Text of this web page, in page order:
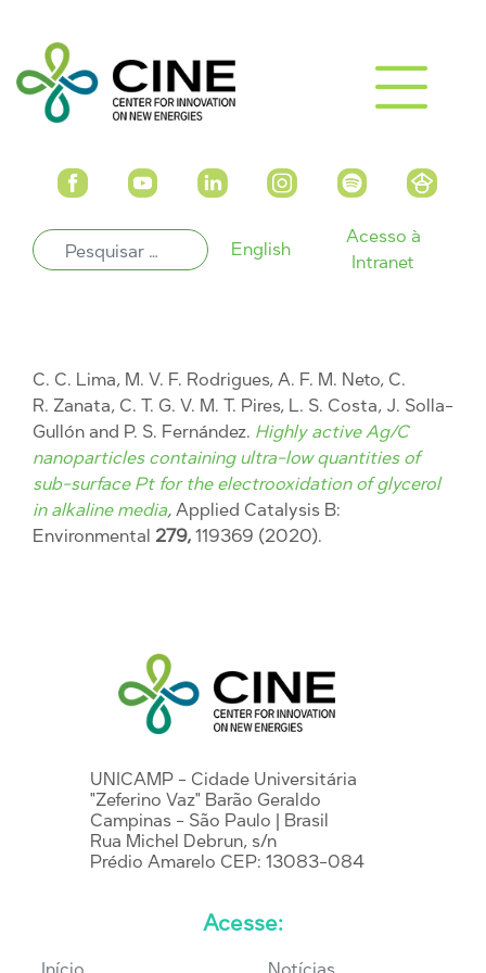
English
Acesso à
Intranet
C. C. Lima, M. V. F. Rodrigues, A. F. M. Neto, C.
R. Zanata, C. T. G. V. M. T. Pires, L. S. Costa, J. Solla-
Gullón and P. S. Fernández. Highly active Ag/C
nanoparticles containing ultra-low quantities of
sub-surface Pt for the electrooxidation of glycerol
in alkaline media, Applied Catalysis B:
Environmental 279, 119369 (2020).
UNICAMP - Cidade Universitária
"Zeferino Vaz" Barão Geraldo
Campinas - São Paulo | Brasil
Rua Michel Debrun, s/n
Prédio Amarelo CEP: 13083-084
Acesse: